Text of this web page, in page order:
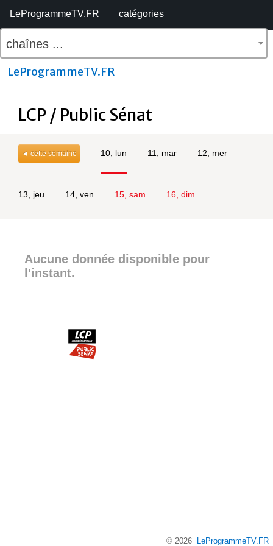
LeProgrammeTV.FR catégories
chaînes ...
LeProgrammeTV.FR
LCP / Public Sénat
◄ cette semaine 10, lun 11, mar 12, mer
13, jeu 14, ven 15, sam 16, dim
Aucune donnée disponible pour
l'instant.
© 2026 LeProgrammeTV.FR